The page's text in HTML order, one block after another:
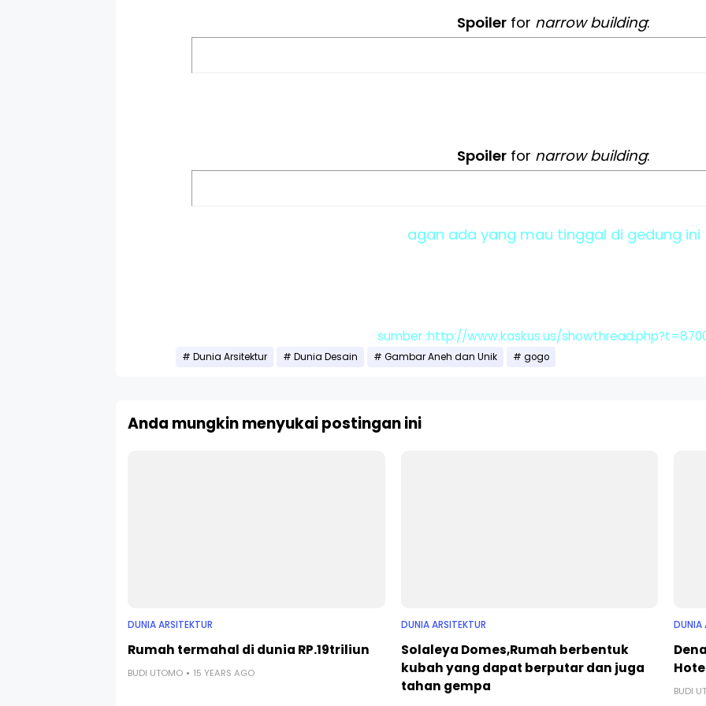
Spoiler for narrow building:
Spoiler for narrow building:
agan ada yang mau tinggal di gedung ini
sumber :http://www.kaskus.us/
Dunia Arsitektur Dunia Desain Gambar Aneh dan Unik gogo
Anda mungkin menyukai postingan ini
DUNIA ARSITEKTUR
Rumah termahal di dunia RP.19triliun
BUDI UTOMO 15 YEARS AGO
DUNIA ARSITEKTUR
Solaleya Domes,Rumah berbentuk
kubah yang dapat berputar dan juga
tahan gempa
DUNIA
BUDI